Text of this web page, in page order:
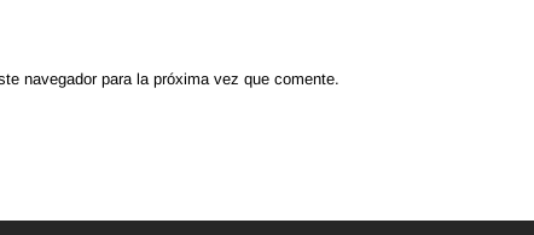
navegador para la próxima vez que comente.